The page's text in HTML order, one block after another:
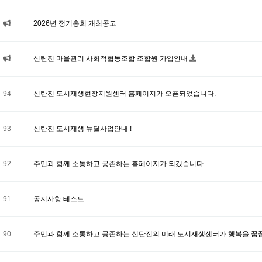
2026년 정기총회 개최공고
신탄진 마을관리 사회적협동조합 조합원 가입안내
94 신탄진 도시재생현장지원센터 홈페이지가 오픈되었습니다.
93 신탄진 도시재생 뉴딜사업안내 !
92 주민과 함께 소통하고 공존하는 홈페이지가 되겠습니다.
91 공지사항 테스트
90 주민과 함께 소통하고 공존하는 신탄진의 미래 도시재생센터가 행복을 꿈